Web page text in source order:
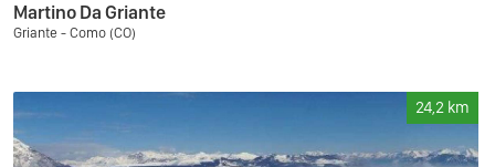
Martino Da Griante
Griante - Como (CO)
24,2 km